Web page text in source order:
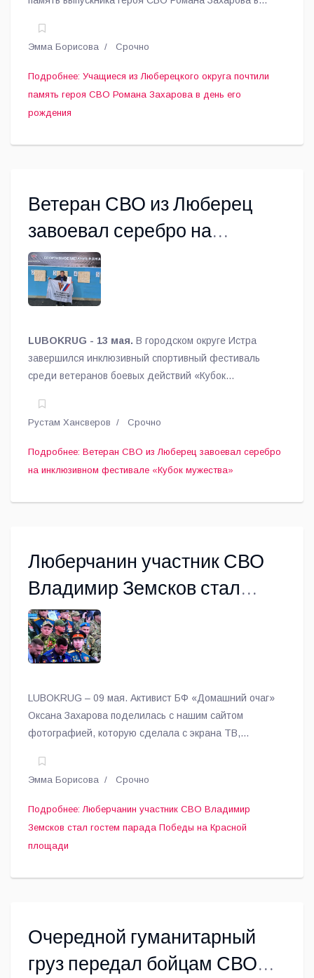
газеты «Люберецкий округ».
Эмма Борисова Срочно
Подробнее: Учащиеся из Люберецкого округа почтили
память героя СВО Романа Захарова в день его
рождения
Ветеран СВО из Люберец
завоевал серебро на
инклюзивном фестивале
«Кубок мужества»
LUBOKRUG - 13 мая. В городском округе Истра
завершился инклюзивный спортивный фестиваль
среди ветеранов боевых действий «Кубок
Рустам Хансверов Срочно
Подробнее: Ветеран СВО из Люберец завоевал серебро
на инклюзивном фестивале «Кубок мужества»
Люберчанин участник СВО
Владимир Земсков стал
гостем парада Победы на
Красной площади
LUBOKRUG – 09 мая. Активист БФ «Домашний очаг»
Оксана Захарова поделилась с нашим сайтом
фотографией, которую сделала с экрана ТВ,
округ».
Эмма Борисова Срочно
Подробнее: Люберчанин участник СВО Владимир
Земсков стал гостем парада Победы на Красной
площади
Очередной гуманитарный
груз передал бойцам СВО